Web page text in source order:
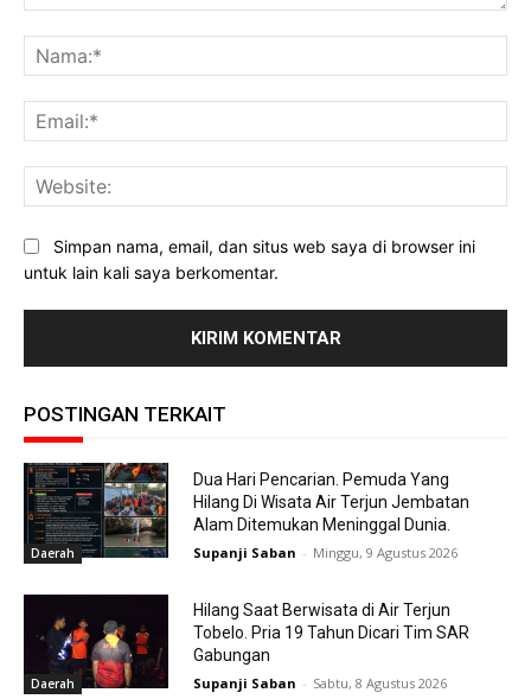
Simpan nama, email, dan situs web saya di browser ini
untuk lain kali saya berkomentar.
POSTINGAN TERKAIT
Daerah
Dua Hari Pencarian. Pemuda Yang
Hilang Di Wisata Air Terjun Jembatan
Alam Ditemukan Meninggal Dunia.
Supanji Saban - Minggu, 9 Agustus 2026
Daerah
Hilang Saat Berwisata di Air Terjun
Tobelo. Pria 19 Tahun Dicari Tim SAR
Gabungan
Supanji Saban - Sabtu, 8 Agustus 2026